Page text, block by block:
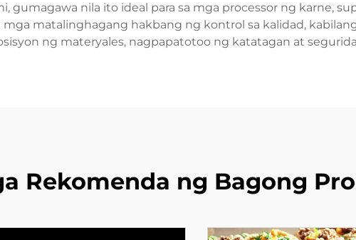
gumagawa nila ito ideal para sa mga processor ng karne,
matalinghagang hakbang ng kontrol sa kalidad,
ng materyales, nagpapatotoo ng katatagan at
Rekomenda ng Bagong